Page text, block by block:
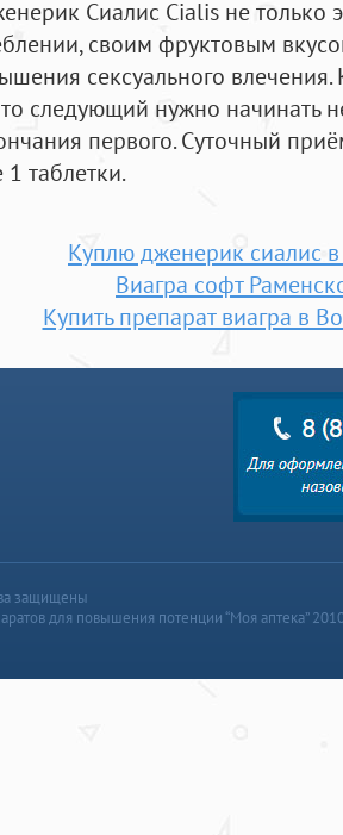
Сиалис Cialis не
своим фруктовым
сексуального влечения.
то следующий нужно начинать
первого. Суточный
таблетки.
Куплю дженерик сиалис
Виагра софт
Купить препарат виагра в
защищены
для повышения потенции “Моя аптека”